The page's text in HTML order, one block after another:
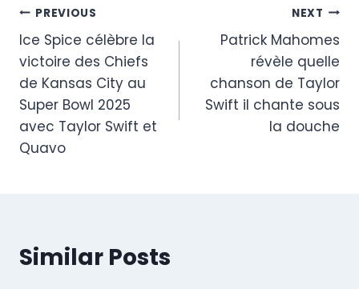
Post
navigation
PREVIOUS
Ice Spice célèbre la
victoire des Chiefs
de Kansas City au
Super Bowl 2025
avec Taylor Swift et
Quavo
NEXT
Patrick Mahomes
révèle quelle
chanson de Taylor
Swift il chante sous
la douche
Similar Posts